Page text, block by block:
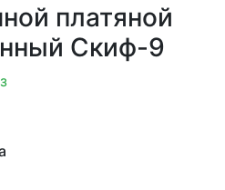
платяной
Скиф-9